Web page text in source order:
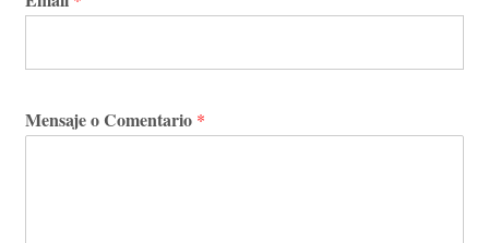
Mensaje o Comentario *